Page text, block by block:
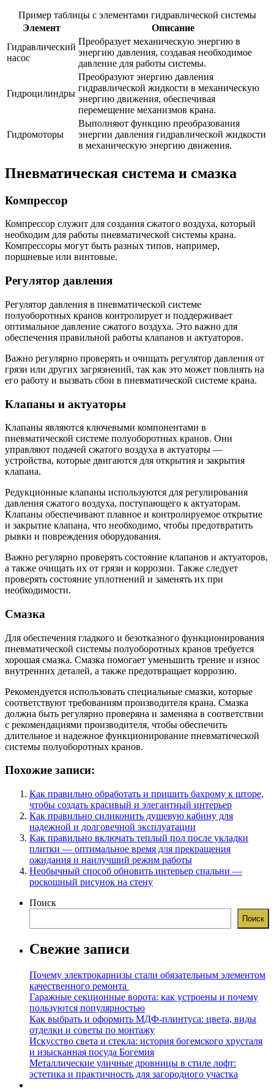
Пример таблицы с элементами гидравлической системы
Элемент
Описание
Гидравлический
насос
Преобразует механическую энергию в
энергию давления, создавая необходимое
давление для работы системы.
Гидроцилиндры
Преобразуют энергию давления
гидравлической жидкости в механическую
энергию движения, обеспечивая
перемещение механизмов крана.
Гидромоторы
Выполняют функцию преобразования
энергии давления гидравлической жидкости
в механическую энергию движения.
Пневматическая система и смазка
Компрессор
Компрессор служит для создания сжатого воздуха, который
необходим для работы пневматической системы крана.
Компрессоры могут быть разных типов, например,
поршневые или винтовые.
Регулятор давления
Регулятор давления в пневматической системе
полуоборотных кранов контролирует и поддерживает
оптимальное давление сжатого воздуха. Это важно для
обеспечения правильной работы клапанов и актуаторов.
Важно регулярно проверять и очищать регулятор давления от
грязи или других загрязнений, так как это может повлиять на
его работу и вызвать сбои в пневматической системе крана.
Клапаны и актуаторы
Клапаны являются ключевыми компонентами в
пневматической системе полуоборотных кранов. Они
управляют подачей сжатого воздуха в актуаторы —
устройства, которые двигаются для открытия и закрытия
клапана.
Редукционные клапаны используются для регулирования
давления сжатого воздуха, поступающего к актуаторам.
Клапаны обеспечивают плавное и контролируемое открытие
и закрытие клапана, что необходимо, чтобы предотвратить
рывки и повреждения оборудования.
Важно регулярно проверять состояние клапанов и актуаторов,
а также очищать их от грязи и коррозии. Также следует
проверять состояние уплотнений и заменять их при
необходимости.
Смазка
Для обеспечения гладкого и безотказного функционирования
пневматической системы полуоборотных кранов требуется
хорошая смазка. Смазка помогает уменьшить трение и износ
внутренних деталей, а также предотвращает коррозию.
Рекомендуется использовать специальные смазки, которые
соответствуют требованиям производителя крана. Смазка
должна быть регулярно проверяна и заменяна в соответствии
с рекомендациями производителя, чтобы обеспечить
длительное и надежное функционирование пневматической
системы полуоборотных кранов.
Похожие записи:
Как правильно обработать и пришить бахрому к шторе,
чтобы создать красивый и элегантный интерьер
Как правильно силиконить душевую кабину для
надежной и долговечной эксплуатации
Как правильно включать теплый пол после укладки
плитки — оптимальное время для прекращения
ожидания и наилучший режим работы
Необычный способ обновить интерьер спальни —
роскошный рисунок на стену
Поиск
Поиск
Свежие записи
Почему электрокарнизы стали обязательным элементом
качественного ремонта
Гаражные секционные ворота: как устроены и почему
пользуются популярностью
Как выбрать и оформить МДФ-плинтуса: цвета, виды
отделки и советы по монтажу
Искусство света и стекла: история богемского хрусталя
и изысканная посуда Богемия
Металлические уличные дровницы в стиле лофт:
эстетика и практичность для загородного участка